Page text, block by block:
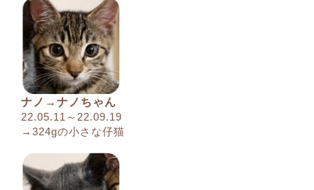
ナノ→ナノちゃん
22.05.11～22.09.19
→324gの小さな仔猫